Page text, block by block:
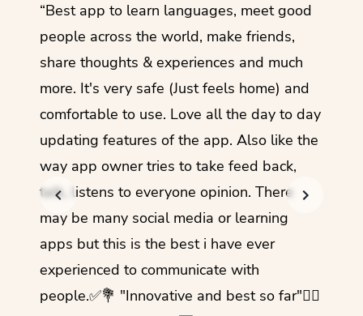
“Best app to learn languages, meet good
people across the world, make friends,
share thoughts & experiences and much
more. It's very safe (Just feels home) and
comfortable to use. Love all the day to day
updating features of the app. Also like the
way app owner tries to take feed back,
talk, listens to everyone opinion. There
may be many social media or learning
apps but this is the best i have ever
experienced to communicate with
people.✅💐 "Innovative and best so far"✌🏻